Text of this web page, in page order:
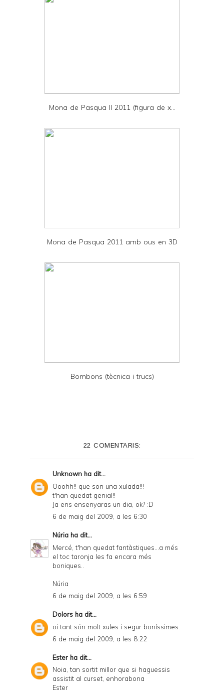
d
Mona de Pasqua II 2011 (figura de x...
Mona de Pasqua 2011 amb ous en 3D
Bombons (tècnica i trucs)
22 COMENTARIS:
Unknown ha dit...
Ooohh!! que son una xulada!!!
t'han quedat genial!!
Ja ens ensenyaras un dia, ok? :D
6 de maig del 2009, a les 6:30
Núria ha dit...
Mercé, t'han quedat fantàstiques...a més
el toc taronja les fa encara més
boniques..
Núria
6 de maig del 2009, a les 6:59
Dolors ha dit...
oi tant són molt xules i segur boníssimes.
6 de maig del 2009, a les 8:22
Ester ha dit...
Noia, tan sortit millor que si haguessis
assistit al curset, enhorabona
Ester